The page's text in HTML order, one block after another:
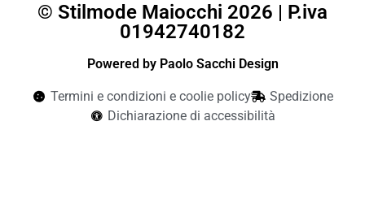
© Stilmode Maiocchi 2026 | P.iva
01942740182
Powered by Paolo Sacchi Design
Termini e condizioni e coolie policy
Spedizione
Dichiarazione di accessibilità